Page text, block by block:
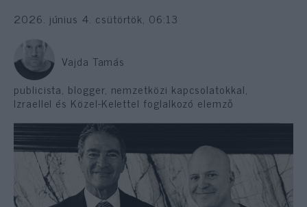
2026. június 4. csütörtök, 06:13
Vajda Tamás
publicista, blogger, nemzetközi kapcsolatokkal,
Izraellel és Közel-Kelettel foglalkozó elemző